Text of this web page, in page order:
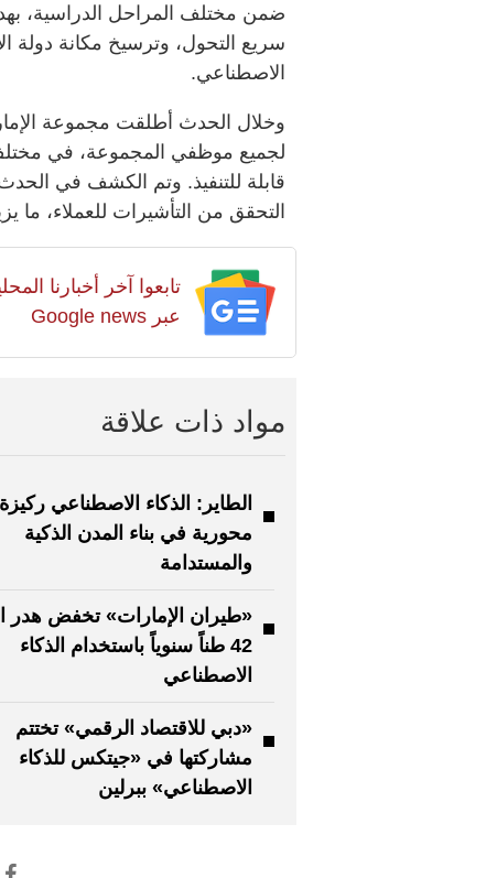
ضمن مختلف المراحل الدراسية،
سريع التحول، وترسيخ مكانة دولة
الاصطناعي.
وخلال الحدث أطلقت مجموعة
لجميع موظفي المجموعة، في
قابلة للتنفيذ. وتم الكشف في
التحقق من التأشيرات للعملاء، ما
تابعوا آخر أخبارنا
عبر Google news
مواد ذات علاقة
الطاير: الذكاء الاصطناعي ركيزة
محورية في بناء المدن الذكية
والمستدامة
«طيران الإمارات» تخفض هدر
42 طناً سنوياً باستخدام الذكاء
الاصطناعي
«دبي للاقتصاد الرقمي» تختتم
مشاركتها في «جيتكس للذكاء
الاصطناعي» ببرلين